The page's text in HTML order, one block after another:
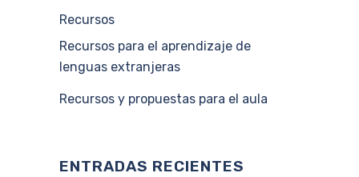
Recursos
Recursos para el aprendizaje de
lenguas extranjeras
Recursos y propuestas para el aula
ENTRADAS RECIENTES